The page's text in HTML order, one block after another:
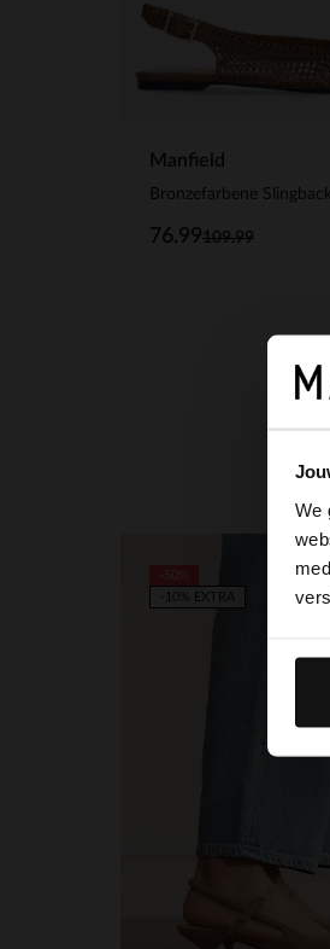
We
Manfield
109.99
76.99
-10% EXTRA